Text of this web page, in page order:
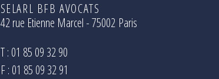
SELARL BFB AVOCATS
42 rue Etienne Marcel - 75002 Paris
T : 01 85 09 32 90
F : 01 85 09 32 91